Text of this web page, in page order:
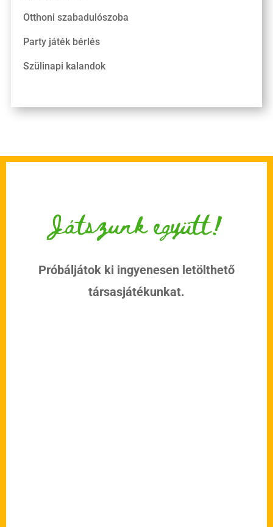
Otthoni szabadulószoba
Party játék bérlés
Szülinapi kalandok
Játszunk együtt!
Próbáljátok ki ingyenesen letölthető
társasjátékunkat.